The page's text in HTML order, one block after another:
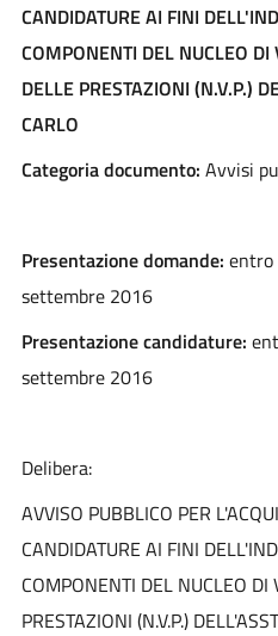
CANDIDATURE AI FINI
COMPONENTI DEL NUCLEO
DELLE PRESTAZIONI (N.V.P.)
CARLO
Categoria documento: Avvisi
Presentazione domande: entro
settembre 2016
Presentazione candidature:
settembre 2016
Delibera:
AVVISO PUBBLICO PER
CANDIDATURE AI FINI
COMPONENTI DEL NUCLEO DI
PRESTAZIONI (N.V.P.)